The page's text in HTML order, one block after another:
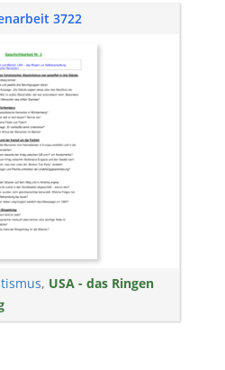
3722
, USA - das Ringen